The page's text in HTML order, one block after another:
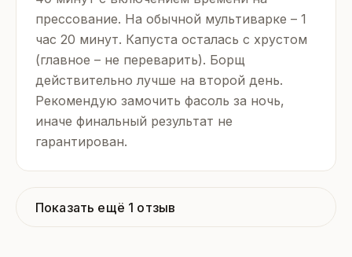
прессование. На обычной мультиварке – 1
час 20 минут. Капуста осталась с хрустом
(главное – не переварить). Борщ
действительно лучше на второй день.
Рекомендую замочить фасоль за ночь,
иначе финальный результат не
гарантирован.
Показать ещё 1 отзыв